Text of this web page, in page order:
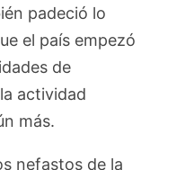
padeció lo
el país empezó
de
actividad
más.
nefastos de la